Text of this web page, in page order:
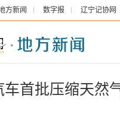
方新闻 数字报 辽宁记协网
车首批压缩天然